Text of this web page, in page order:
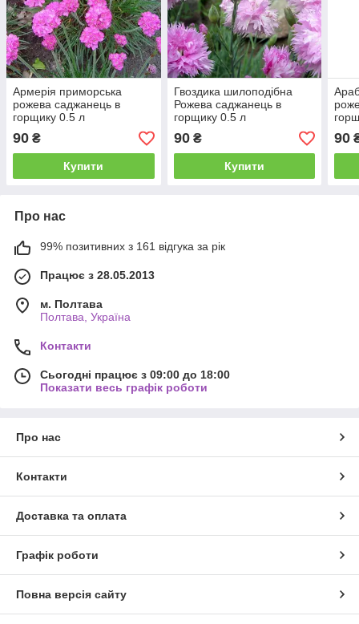
Армерія приморська
рожева саджанець в
горщику 0.5 л
90 ₴
Купити
Гвоздика шилоподібна
Рожева саджанець в
горщику 0.5 л
90₴
Купити
90
Про нас
99% позитивних з 161 відгука за рік
Працює з 28.05.2013
м. Полтава
Полтава, Україна
Контакти
Сьогодні працює з 09:00 до 18:00
Показати весь графік роботи
Про нас
Контакти
Доставка та оплата
Графік роботи
Повна версія сайту